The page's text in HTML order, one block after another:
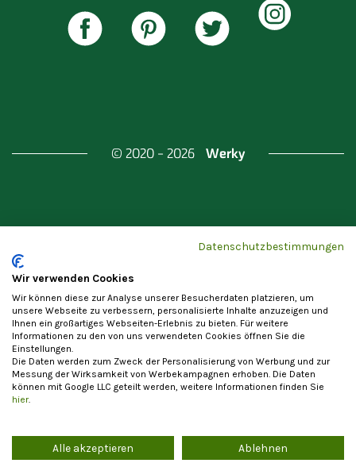
© 2020 - 2026 Werky
Datenschutzerklärung
Cookie-Einstellungen
Allgemeine Nutzungsbedingungen
Impressum
Vertrag widerrufen
Die Registrierung als Anbieter von Waren und Leistungen steht
ausschließlich Unternehmern im Sinne von § 14 BGB zur Verfügung. Ein
Datenschutzbestimmungen
Wir verwenden Cookies
Wir können diese zur Analyse unserer Besucherdaten platzieren, um
unsere Webseite zu verbessern, personalisierte Inhalte anzuzeigen und
Ihnen ein großartiges Webseiten-Erlebnis zu bieten. Für weitere
Informationen zu den von uns verwendeten Cookies öffnen Sie die
Einstellungen.
Die Daten werden zum Zweck der Personalisierung von Werbung und zur
Messung der Wirksamkeit von Werbekampagnen erhoben. Die Daten
können mit Google LLC geteilt werden, weitere Informationen finden Sie
hier.
Alle akzeptieren Ablehnen